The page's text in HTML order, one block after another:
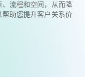
流程和空间，从而降
助您提升客户关系价